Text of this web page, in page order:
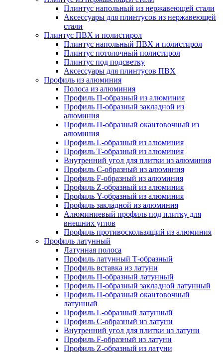
Плинтус напольный из нержавеющей стали
Аксессуары для плинтусов из нержавеющей
стали
Плинтус ПВХ и полистирол
Плинтус напольный ПВХ и полистирол
Плинтус потолочный полистирол
Плинтус под подсветку
Аксессуары для плинтусов ПВХ
Профиль из алюминия
Полоса из алюминия
Профиль П-образный из алюминия
Профиль П-образный закладной из
алюминия
Профиль П-образный окантовочный из
алюминия
Профиль L-образный из алюминия
Профиль Т-образный из алюминия
Внутренний угол для плитки из алюминия
Профиль C-образный из алюминия
Профиль F-образный из алюминия
Профиль Z-образный из алюминия
Профиль Y-образный из алюминия
Профиль закладной из алюминия
Алюминиевый профиль под плитку для
внешних углов
Профиль противоскользящий из алюминия
Профиль латунный
Латунная полоса
Профиль латунный Т-образный
Профиль вставка из латуни
Профиль П-образный латунный
Профиль П-образный закладной латунный
Профиль П-образный окантовочный
латунный
Профиль L-образный латунный
Профиль C-образный из латуни
Внутренний угол для плитки из латуни
Профиль F-образный из латуни
Профиль Z-образный из латуни